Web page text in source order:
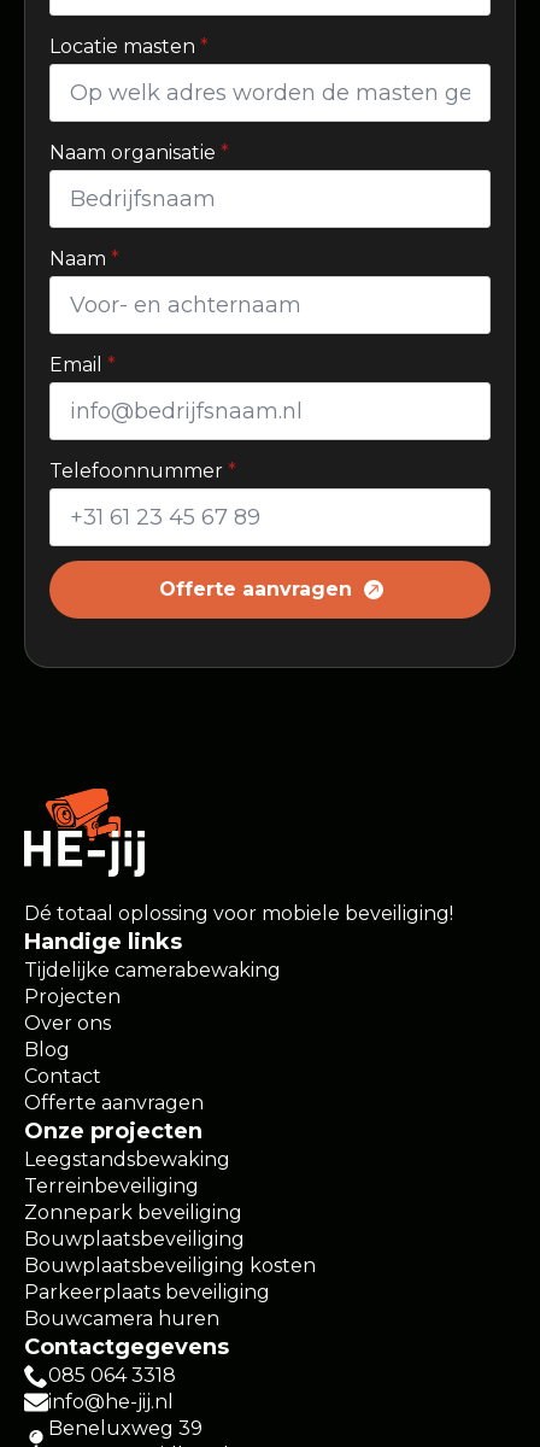
Locatie masten *
Naam organisatie *
Naam *
Email *
Telefoonnummer *
Offerte aanvragen
Dé totaal oplossing voor mobiele beveiliging!
Handige links
Tijdelijke camerabewaking
Projecten
Over ons
Blog
Contact
Offerte aanvragen
Onze projecten
Leegstandsbewaking
Terreinbeveiliging
Zonnepark beveiliging
Bouwplaatsbeveiliging
Bouwplaatsbeveiliging kosten
Parkeerplaats beveiliging
Bouwcamera huren
Contactgegevens
085 064 3318
info@he-jij.nl
Beneluxweg 39